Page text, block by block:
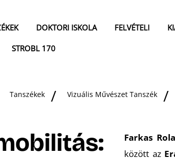
DOKTORI ISKOLA FELVÉTELI
STROBL 170
Tanszékek Vizuális Művészet Tanszék
Farkas
között az